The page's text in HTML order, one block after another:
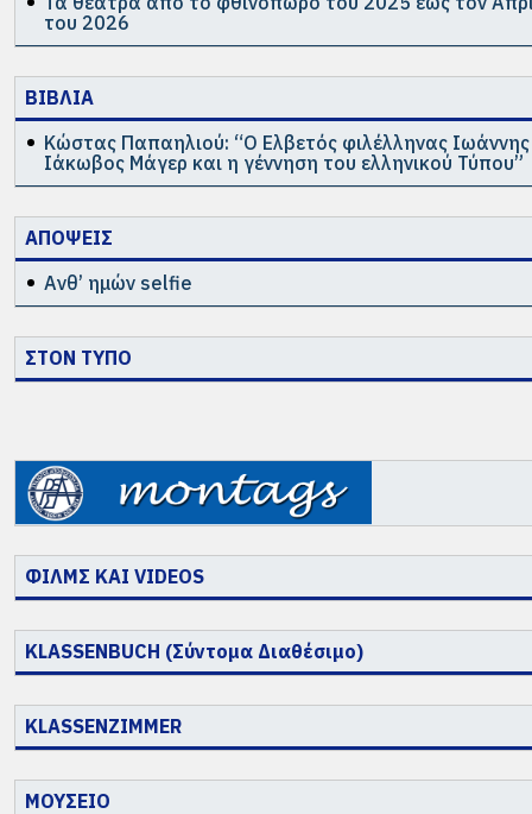
του 2026
ΒΙΒΛΙΑ
Κώστας Παπαηλιού: “Ο Ελβετός φιλέλληνας Ιωάννης
Ιάκωβος Μάγερ και η γέννηση του ελληνικού Τύπου”
ΑΠΟΨΕΙΣ
Ανθ’ ημών selfie
ΣΤΟΝ ΤΥΠΟ
ΦΙΛΜΣ ΚΑΙ VIDEOS
KLASSENBUCH (Σύντομα Διαθέσιμο)
KLASSENZIMMER
ΜΟΥΣΕΙΟ